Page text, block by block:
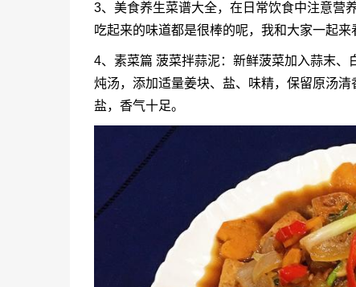
3、美食养生菜谱大全，在日常饮食中注意营
吃起来的味道都是很棒的呢，我和大家一起来
4、素菜篇 菠菜拌蒜泥：新鲜菠菜加入蒜末
炖汤，添加适量姜块、盐、味精，保留原汤
盐，香气十足。